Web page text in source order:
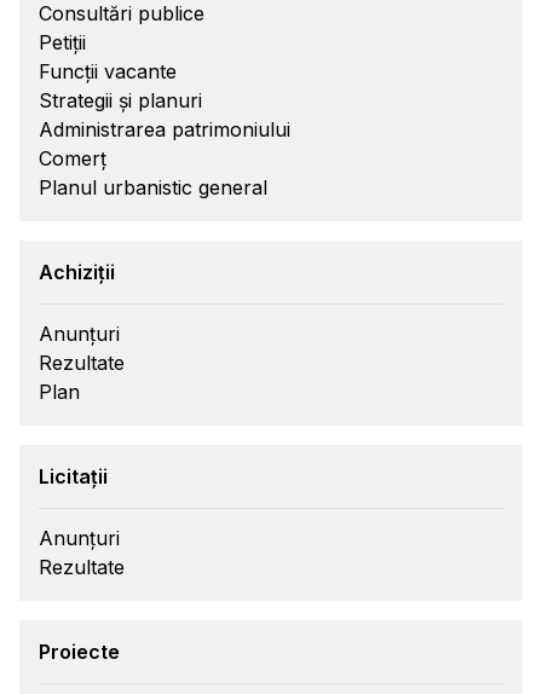
Consultări publice
Petiții
Funcții vacante
Strategii și planuri
Administrarea patrimoniului
Comerț
Planul urbanistic general
Achiziții
Anunțuri
Rezultate
Plan
Licitații
Anunțuri
Rezultate
Proiecte